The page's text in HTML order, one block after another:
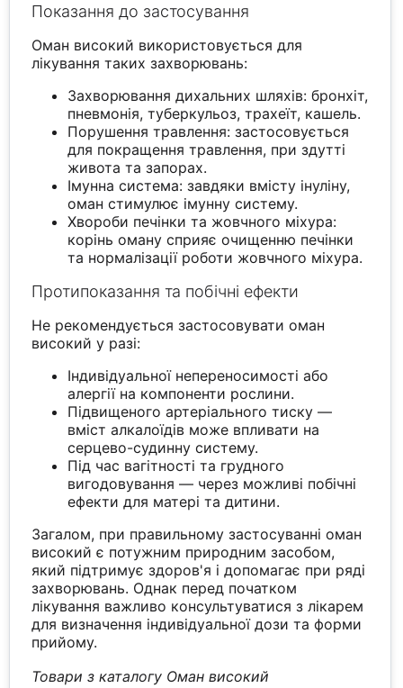
Показання до застосування
Оман високий використовується для
лікування таких захворювань:
Захворювання дихальних шляхів: бронхіт,
пневмонія, туберкульоз, трахеїт, кашель.
Порушення травлення: застосовується
для покращення травлення, при здутті
живота та запорах.
Імунна система: завдяки вмісту інуліну,
оман стимулює імунну систему.
Хвороби печінки та жовчного міхура:
корінь оману сприяє очищенню печінки
та нормалізації роботи жовчного міхура.
Протипоказання та побічні ефекти
Не рекомендується застосовувати оман
високий у разі:
Індивідуальної непереносимості або
алергії на компоненти рослини.
Підвищеного артеріального тиску —
вміст алкалоїдів може впливати на
серцево-судинну систему.
Під час вагітності та грудного
вигодовування — через можливі побічні
ефекти для матері та дитини.
Загалом, при правильному застосуванні оман
високий є потужним природним засобом,
який підтримує здоров'я і допомагає при ряді
захворювань. Однак перед початком
лікування важливо консультуватися з лікарем
для визначення індивідуальної дози та форми
прийому.
Товари з каталогу Оман високий